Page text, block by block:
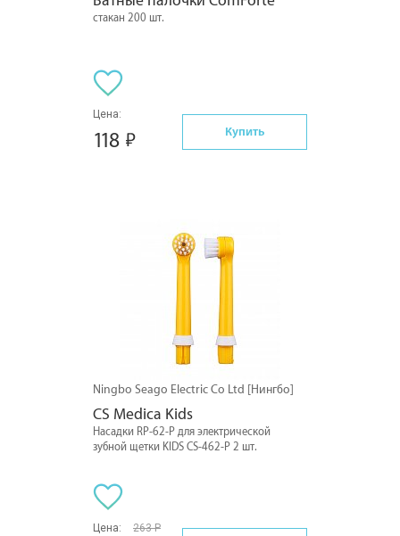
стакан 200 шт.
Цена:
118 Купить
Ningbo Seago Electric Co Ltd [Нингбо]
CS Medica Kids
Насадки RP-62-P для электрической
зубной щетки KIDS CS-462-P 2 шт.
Цена: 263 Р